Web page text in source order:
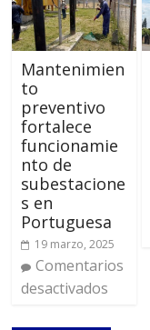
Mantenimien
to
preventivo
fortalece
funcionamie
nto de
subestacione
s en
Portuguesa
19 marzo, 2025
Comentarios
desactivados